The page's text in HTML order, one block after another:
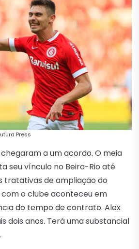
Press
a um acordo. O meia
seu vínculo no Beira-Rio até
tratativas de ampliação do
o clube aconteceu em
do tempo de contrato. Alex
dois anos. Terá uma substancial